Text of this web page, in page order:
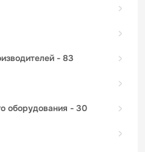
- 83
оборудования - 30